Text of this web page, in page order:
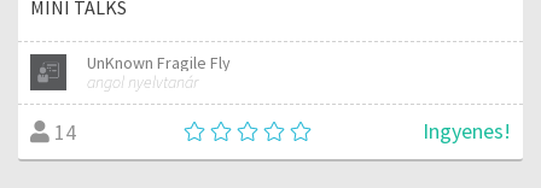
MINI TALKS
UnKnown Fragile Fly
angol nyelvtanár
14 Ingyenes!